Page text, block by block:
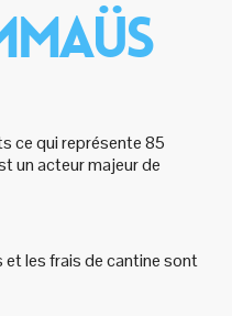
ce qui représente 85
un acteur majeur de
les frais de cantine sont